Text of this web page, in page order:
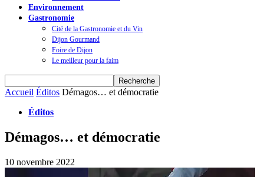
Environnement
Gastronomie
Cité de la Gastronomie et du Vin
Dijon Gourmand
Foire de Dijon
Le meilleur pour la faim
Accueil Éditos Démagos… et démocratie
Éditos
Démagos… et démocratie
10 novembre 2022